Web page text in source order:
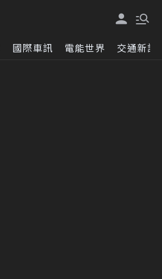
國際車訊 電能世界 交通新訊